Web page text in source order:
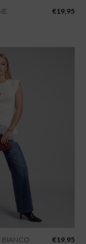
€19,95
BIANCO €19,95